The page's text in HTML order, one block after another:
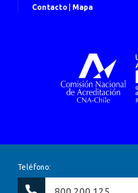
Contacto Mapa
Teléfono: